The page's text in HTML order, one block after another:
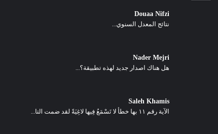
Douaa Nifzi
نتائج المعدل السنوي...
Nader Mejri
هل هناك اصدار جديد لهذه تطبيقة؟...
Saleh Khamis
الآية رقم ١١ بها خطأ لا تَسْمَعُ فِيها لاغِيَةً لقد ضمت التا...